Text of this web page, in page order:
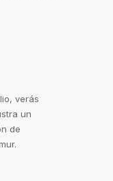
verás
un
de